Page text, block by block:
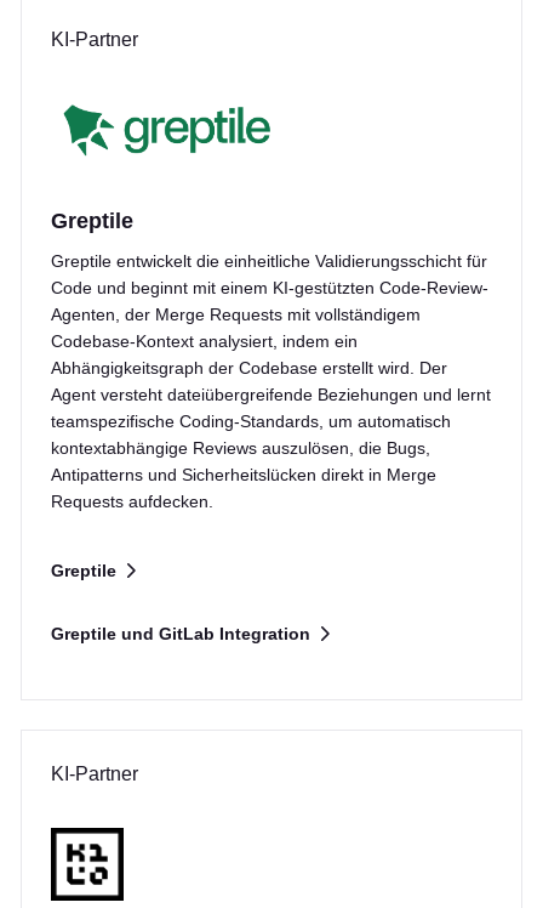
KI-Partner
Greptile
Greptile entwickelt die einheitliche Validierungsschicht für
Code und beginnt mit einem KI-gestützten Code-Review-
Agenten, der Merge Requests mit vollständigem
Codebase-Kontext analysiert, indem ein
Abhängigkeitsgraph der Codebase erstellt wird. Der
Agent versteht dateiübergreifende Beziehungen und lernt
teamspezifische Coding-Standards, um automatisch
kontextabhängige Reviews auszulösen, die Bugs,
Antipatterns und Sicherheitslücken direkt in Merge
Requests aufdecken.
Greptile und GitLab Integration
Greptile
KI-Partner